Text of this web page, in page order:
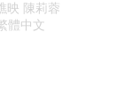
映 陳莉蓉
體中文